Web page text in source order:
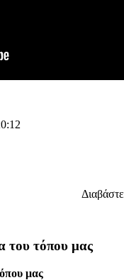
του τόπου μας
μας